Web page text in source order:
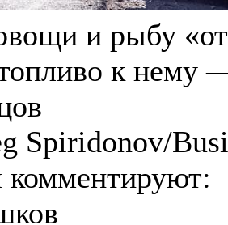
и рыбу
топливо к нему
Spiridonov/
комментируют: